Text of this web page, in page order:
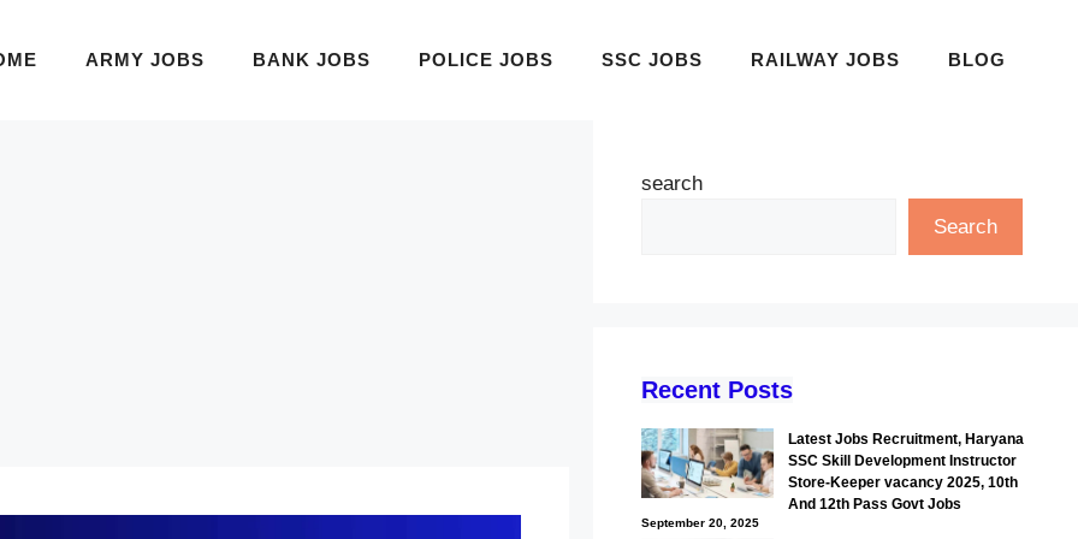
ARMY JOBS BANK JOBS POLICE JOBS SSC JOBS RAILWAY JOBS BLOG
search
Search
Recent Posts
Latest Jobs Recruitment, Haryana
SSC Skill Development Instructor
Store-Keeper vacancy 2025, 10th
And 12th Pass Govt Jobs
September 20, 2025